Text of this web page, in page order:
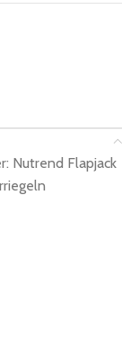
Nutrend Flapjack